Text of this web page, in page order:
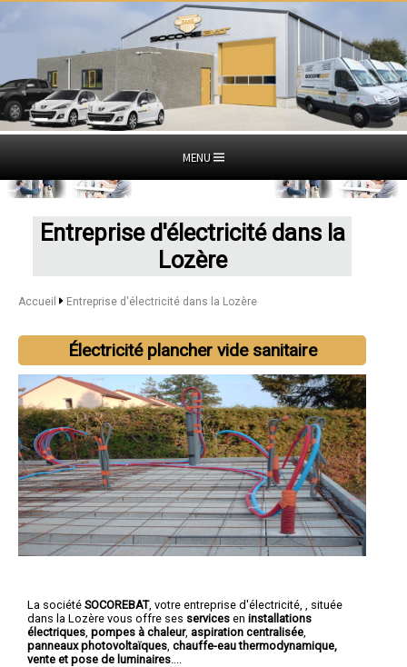
MENU
Entreprise d'électricité dans la
Lozère
Accueil Entreprise d'électricité dans la Lozère
Électricité plancher vide sanitaire
La société SOCOREBAT, votre entreprise d'électricité,
, située
dans la Lozère vous offre ses services en installations
électriques pompes à chaleur, aspiration centralisée
panneaux photovoltaïques chauffe-eau thermodynamique,
vente et pose de luminaires